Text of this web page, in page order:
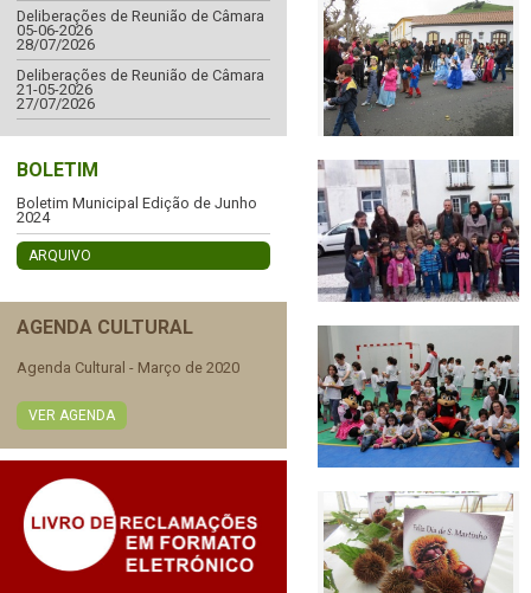
Deliberações de Reunião de Câmara
05-06-2026
28/07/2026
Deliberações de Reunião de Câmara
21-05-2026
27/07/2026
BOLETIM
Boletim Municipal Edição de Junho
2024
ARQUIVO
AGENDA CULTURAL
Agenda Cultural - Março de 2020
VER AGENDA